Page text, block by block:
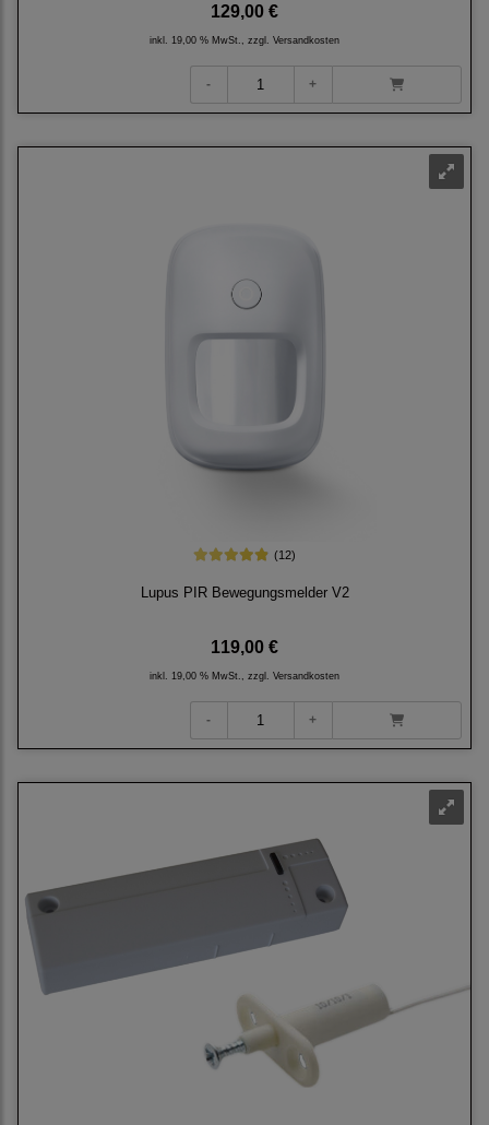
129,00 €
inkl. 19,00 % MwSt., zzgl. Versandkosten
(12)
Lupus PIR Bewegungsmelder V2
119,00 €
inkl. 19,00 % MwSt., zzgl. Versandkosten